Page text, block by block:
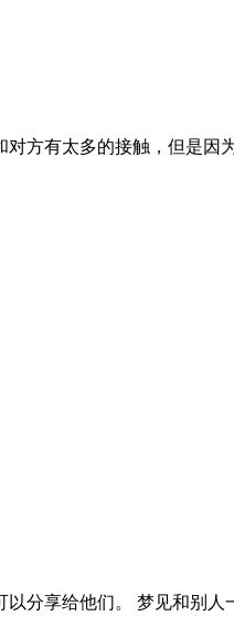
方有太多的接触，但是因
分享给他们。 梦见和别人